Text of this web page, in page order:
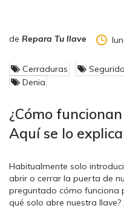
de Repara Tu llave
Cerraduras
Denia
¿Cómo
Aquí se lo
Habitualmente solo
abrir o cerrar la puerta de
preguntado cómo funciona
qué solo abre nuestra